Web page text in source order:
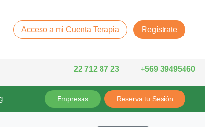
Acceso a mi Cuenta Terapia Regístrate
22 712 87 23 +569 39495460
Empresas Reserva tu Sesión